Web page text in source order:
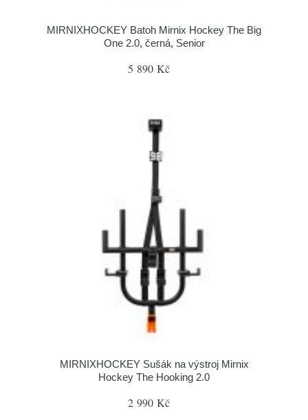
MIRNIXHOCKEY Batoh Mirnix Hockey The Big
One 2.0, černá, Senior
5 890 Kč
MIRNIXHOCKEY Sušák na výstroj Mirnix
Hockey The Hooking 2.0
2 990 Kč